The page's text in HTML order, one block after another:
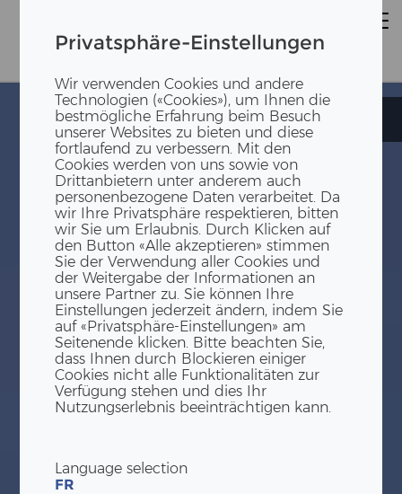
Privatsphäre-Einstellungen
Wir verwenden Cookies und andere
Technologien («Cookies»), um Ihnen die
bestmögliche Erfahrung beim Besuch
unserer Websites zu bieten und diese
fortlaufend zu verbessern. Mit den
Cookies werden von uns sowie von
Drittanbietern unter anderem auch
personenbezogene Daten verarbeitet. Da
wir Ihre Privatsphäre respektieren, bitten
wir Sie um Erlaubnis. Durch Klicken auf
den Button «Alle akzeptieren» stimmen
Sie der Verwendung aller Cookies und
der Weitergabe der Informationen an
unsere Partner zu. Sie können Ihre
Einstellungen jederzeit ändern, indem Sie
auf «Privatsphäre-Einstellungen» am
Seitenende klicken. Bitte beachten Sie,
dass Ihnen durch Blockieren einiger
Cookies nicht alle Funktionalitäten zur
Verfügung stehen und dies Ihr
Nutzungserlebnis beeinträchtigen kann.
Language selection
FR
SüdPark
SüdPark